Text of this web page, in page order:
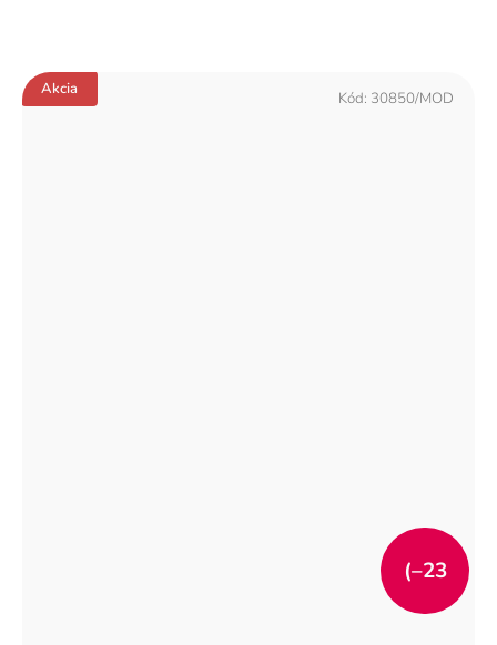
Akcia
(–23
Kód: 30850/MOD